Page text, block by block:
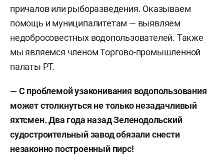
причалов или рыборазведения. Оказываем
помощь и муниципалитетам — выявляем
недобросовестных водопользователей. Также
мы являемся членом Торгово-промышленной
палаты РТ.
— С проблемой узаконивания водопользования
может столкнуться не только незадачливый
яхтсмен. Два года назад Зеленодольский
судостроительный завод обязали снести
незаконно построенный пирс!